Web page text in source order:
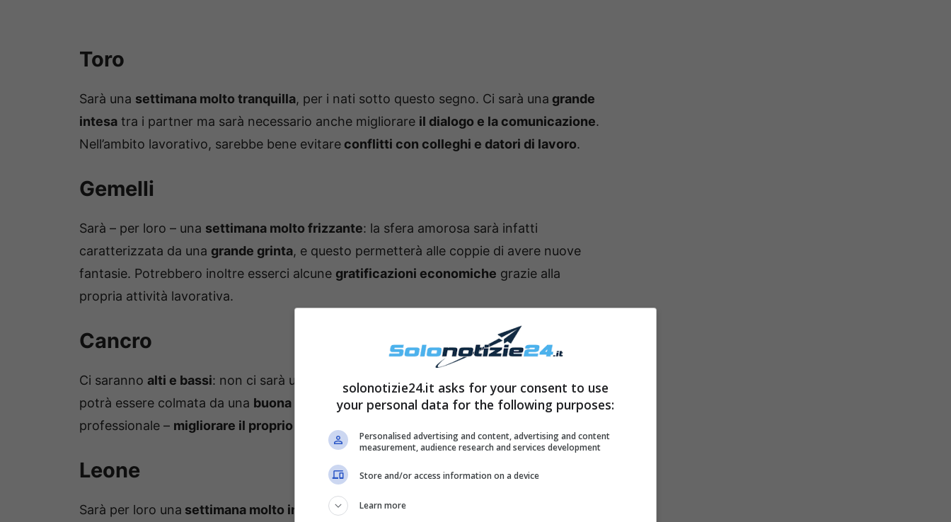
Toro
Sarà una settimana molto tranquilla, per i nati sotto questo segno. Ci sarà una grande
intesa tra i partner ma sarà necessario anche migliorare il dialogo e la comunicazione.
Nell’ambito lavorativo, sarebbe bene evitare conflitti con colleghi e datori di lavoro.
Gemelli
Sarà – per loro – una settimana molto frizzante: la sfera amorosa sarà infatti
caratterizzata da una grande grinta, e questo permetterà alle coppie di avere nuove
fantasie. Potrebbero inoltre esserci alcune gratificazioni economiche grazie alla
propria attività lavorativa.
Cancro
Ci saranno alti e bassi: non ci sarà un grande romanticismo
, ma questa mancanza
potrà essere colmata da una buona intesa
tra i partner. E’ invece necessario – in ambito
professionale – migliorare il proprio rapporto
Leone
Sarà per loro una settimana molto interessante, che porterà una magica intesa tra i
solonotizie24.it asks for your consent to use
your personal data for the following purposes:
Personalised advertising and content, advertising and content
measurement, audience research and services development
Store and/or access information on a device
Learn more